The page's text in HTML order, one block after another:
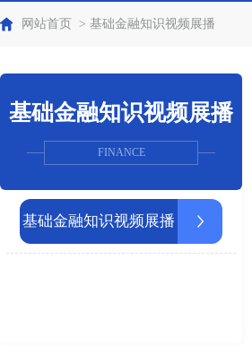
网站首页 > 基础金融知识视频展播
基础金融知识视频展播
FINANCE
基础金融知识视频展播